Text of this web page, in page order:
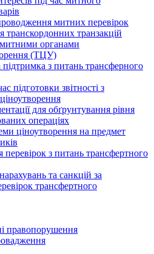
митних перевірок
транскордонних транзакцій
органами
(ТЦУ)
підтримка з питань трансферного
підготовки звітності з
для обґрунтування рівня
операціях
ціноутворення на предмет
з питань трансфертного
та санкцій за
трансфертного
правопорушення